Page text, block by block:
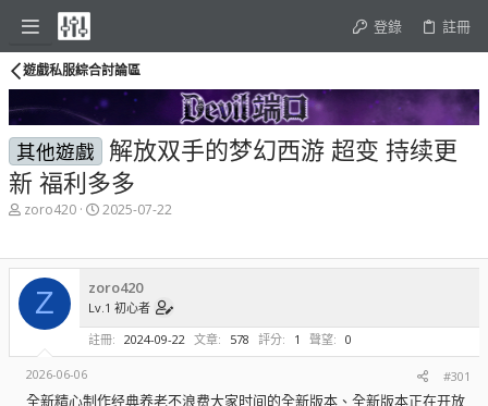
登錄 註冊
遊戲私服綜合討論區
其他遊戲
解放双手的梦幻西游 超变 持续更
新 福利多多
主
起
人
zoro420
開
間
2025-07-22
Z zoro420
Lv.1 初心者
註冊
2024-09-22 文章 578 評分 1 聲望 0
2026-06-06 #301
全新精心制作经典养老不浪费大家时间的全新版本、全新版本正在开放